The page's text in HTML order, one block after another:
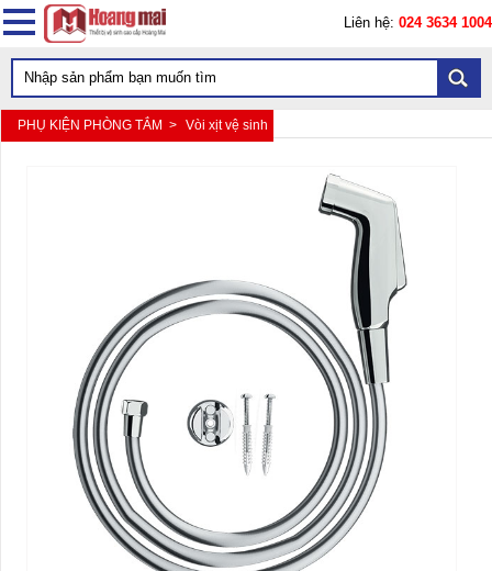
Liên hệ: 024 3634 1004
PHỤ KIỆN PHÒNG TẮM > Vòi xịt vệ sinh